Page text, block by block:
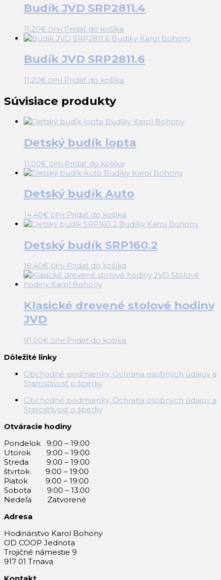
Budík JVD SRP2811.4
11,20€ DPH Pridať do košíka
Budík JVD SRP2811.6
11,20€ DPH Pridať do košíka
Súvisiace produkty
Detský budík lopta
11,00€ DPH Pridať do košíka
Detský budík Auto
14,40€ DPH Pridať do košíka
Detský budík SRP160.2
18,40€ DPH Pridať do košíka
Klasické drevené stolové hodiny
JVD
91,00€ DPH Pridať do košíka
Dôležité linky
Obchodné podmienky, Ochrana osobných údajov a
Starostlivosť o šperky
Obchodné podmienky, Ochrana osobných údajov a
Starostlivosť o šperky
Otváracie hodiny
Pondelok 9:00 – 19:00
Utorok 9:00 – 19:00
Streda 9:00 – 19:00
štvrtok 9:00 – 19:00
Piatok 9:00 – 19:00
Sobota 9:00 – 13:00
Nedeľa Zatvorené
Adresa
Hodinárstvo Karol Bohony
OD COOP Jednota
Trojičné námestie 9
917 01 Trnava
Kontakt